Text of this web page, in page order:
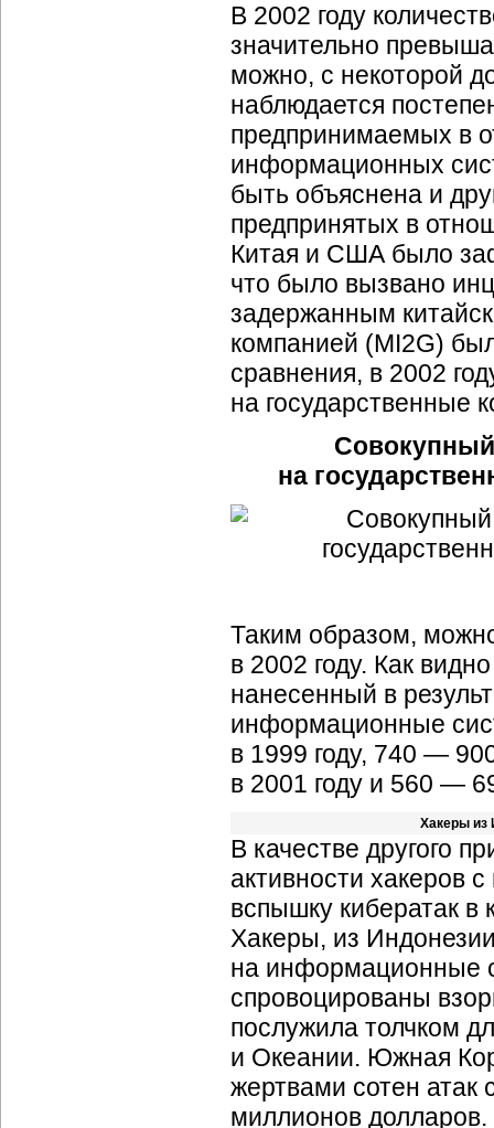
В 2002 году
значительно
можно, с некоторой
наблюдается
предпринимаемых в
информационных
быть объяснена и
предпринятых в
Китая и США было
что было вызвано
задержанным
компанией (MI2G)
сравнения, в 2002
на государственные
Совокупный
на
Таким образом,
в 2002 году. Как
нанесенный в
информационные
в 1999 году, 740 —
в 2001 году и 560 —
Хакеры из
В качестве другого
активности хакеров
вспышку кибератак в
Хакеры, из
на информационные
спровоцированы
послужила толчком
и Океании. Южная
жертвами сотен атак
миллионов долларов.